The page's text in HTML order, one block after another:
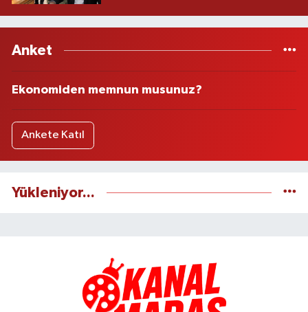
Anket
Ekonomiden memnun musunuz?
Ankete Katıl
Yükleniyor...